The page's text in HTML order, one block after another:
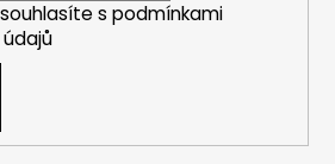
s podmínkami